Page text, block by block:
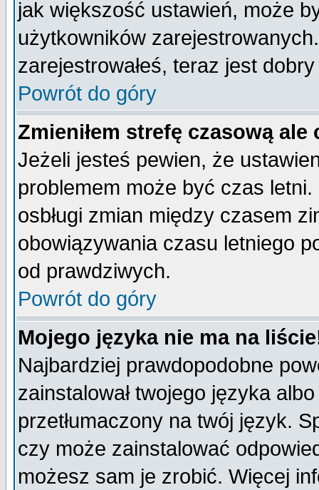
jak większość ustawień, może
użytkowników
zarejestrowałeś, teraz jest
Powrót do góry
Zmieniłem strefę czasową
Jeżeli jesteś pewien, że
problemem może być czas
osbługi zmian między czasem
obowiązywania czasu letniego
od prawdziwych.
Powrót do góry
Mojego języka nie ma na
Najbardziej prawdopodobne
zainstalował twojego języka
przetłumaczony na twój język.
czy może zainstalować
możesz sam je zrobić. Więcej